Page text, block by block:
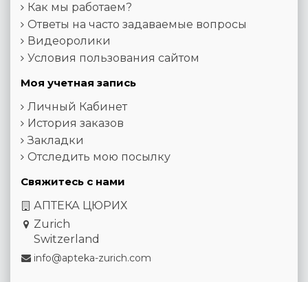
Как мы работаем?
Ответы на часто задаваемые вопросы
Видеоролики
Условия пользования сайтом
Моя учетная запись
Личный Кабинет
История заказов
Закладки
Отследить мою посылку
Свяжитесь с нами
АПТЕКА ЦЮРИХ
Zurich
Switzerland
info@apteka-zurich.com